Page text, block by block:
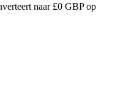
naar £0 GBP op